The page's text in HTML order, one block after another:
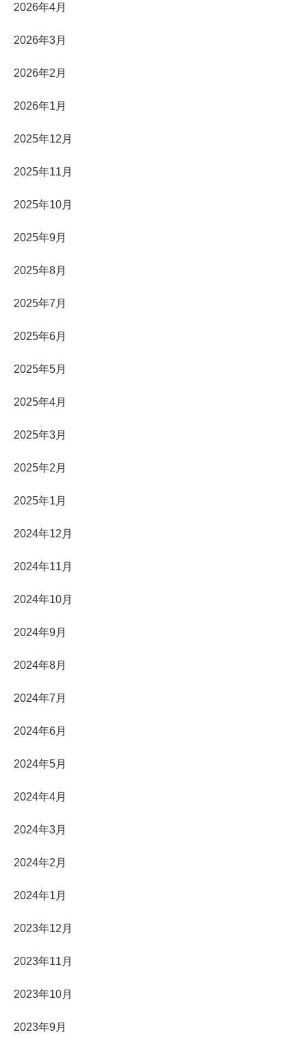
2026年4月
2026年3月
2026年2月
2026年1月
2025年12月
2025年11月
2025年10月
2025年9月
2025年8月
2025年7月
2025年6月
2025年5月
2025年4月
2025年3月
2025年2月
2025年1月
2024年12月
2024年11月
2024年10月
2024年9月
2024年8月
2024年7月
2024年6月
2024年5月
2024年4月
2024年3月
2024年2月
2024年1月
2023年12月
2023年11月
2023年10月
2023年9月